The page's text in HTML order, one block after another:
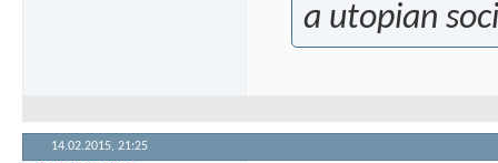
a utopian
14.02.2015, 21:25